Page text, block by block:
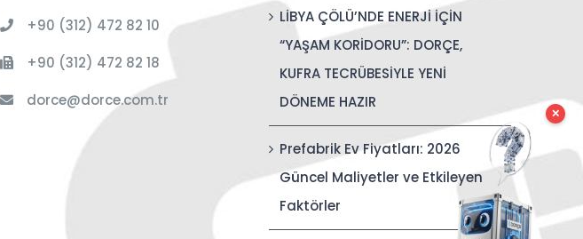
+90 (312) 472 82 10
+90 (312) 472 82 18
dorce@dorce.com.tr
LİBYA ÇÖLÜ’NDE ENERJİ İÇİN
“YAŞAM KORİDORU”: DORÇE,
KUFRA TECRÜBESİYLE YENİ
DÖNEME HAZIR
Prefabrik Ev Fiyatları: 2026
Güncel Maliyetler ve Etkileyen
Faktörler
✕